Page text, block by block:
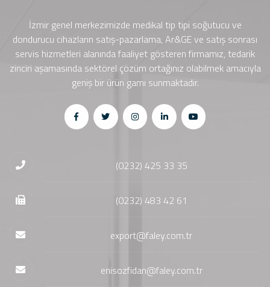
İzmir genel merkezimizde medikal tip tipi soğutucu ve
dondurucu cihazların satış-pazarlama, Ar&GE ve satış sonrası
servis hizmetleri alanında faaliyet gösteren firmamız, tedarik
zinciri aşamasında sektörel çözüm ortağınız olabilmek amacıyla
geniş bir ürün gamı sunmaktadır.
(0232) 425 33 35
(0232) 483 42 61
export@faley.com.tr
enisozfidan@faley.com.tr